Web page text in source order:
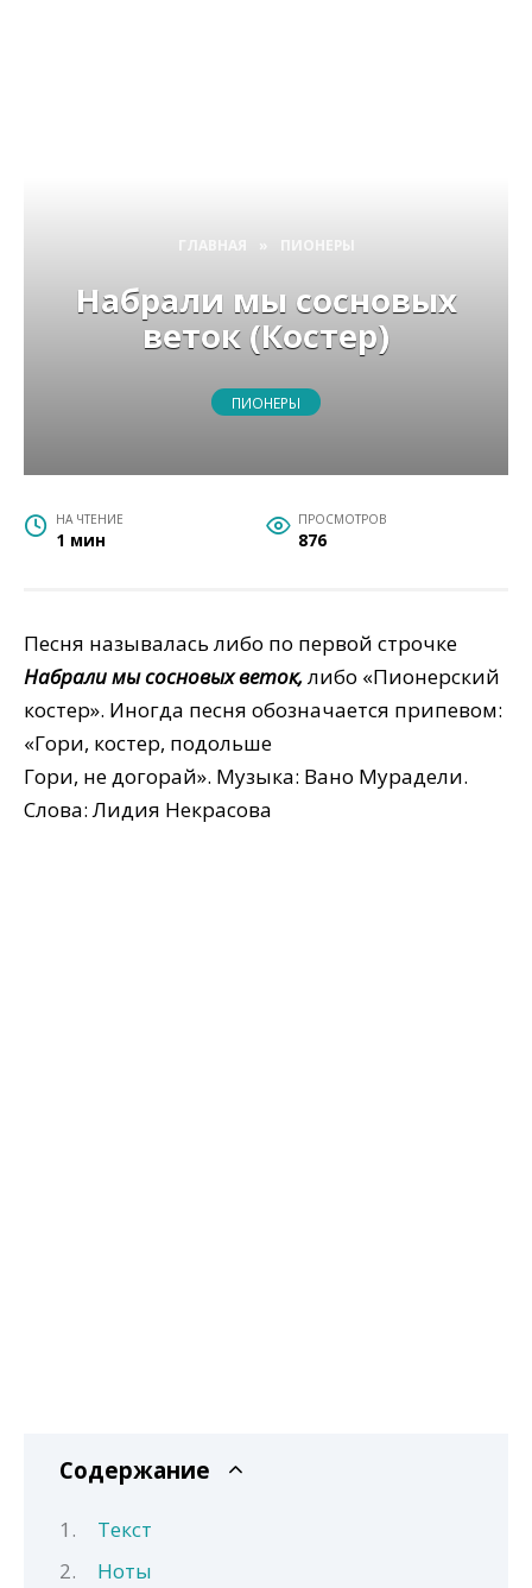
ГЛАВНАЯ ПИОНЕРЫ
Набрали мы сосновых
веток (Костер)
ПИОНЕРЫ
НА ЧТЕНИЕ
1 мин
ПРОСМОТРОВ
876
Песня называлась либо по первой строчке
Набрали мы сосновых веток,либо «Пионерский
костер». Иногда песня обозначается припевом:
«Гори, костер, подольше
Гори, не догорай». Музыка: Вано Мурадели.
Слова: Лидия Некрасова
Содержание
Текст
Ноты